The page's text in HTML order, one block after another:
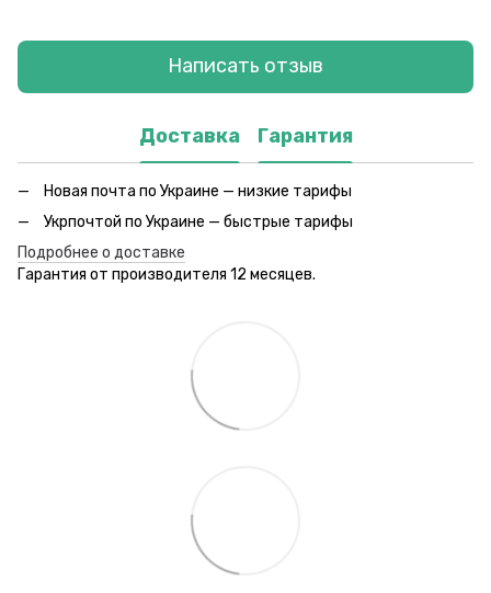
Написать отзыв
Доставка Гарантия
Новая почта по Украине — низкие тарифы
Укрпочтой по Украине — быстрые тарифы
Подробнее о доставке
Гарантия от производителя 12 месяцев.